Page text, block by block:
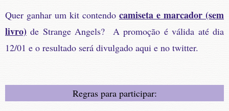
Quer ganhar um kit contendo camiseta e marcador (sem
livro) de Strange Angels? A promoção é válida até dia
12/01 e o resultado será divulgado aqui e no twitter.
Regras para participar: